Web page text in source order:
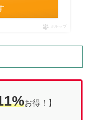
ポチップ
お得！】